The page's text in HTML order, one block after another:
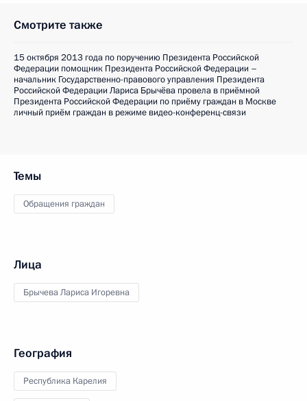
Смотрите также
15 октября 2013 года по поручению Президента Российской
Федерации помощник Президента Российской Федерации –
начальник Государственно-правового управления Президента
Российской Федерации Лариса Брычёва провела в приёмной
Президента Российской Федерации по приёму граждан в Москве
личный приём граждан в режиме видео-конференц-связи
Темы
Обращения граждан
Лица
Брычева Лариса Игоревна
География
Республика Карелия